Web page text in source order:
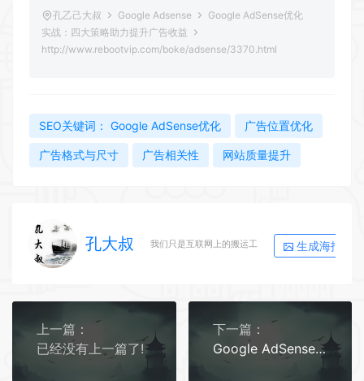
孔乙己大叔 Google Adsense
Google AdSense优化
实战：四大策略助力提升广告收益
http://www.rebootvip.com/boke/adsense/3370.html
SEO关键词： Google AdSense优化 广告位置优化
广告格式与尺寸 广告相关性 网站质量提升
孔大叔 我们只是互联网上的搬运工 生成海报
上一篇：
已经没有上一篇了!
下一篇：
Google AdSense在中国如何收款